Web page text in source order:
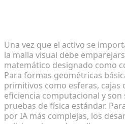
Una vez que el activo se
la malla visual debe
matemático designado como
Para formas geométricas
primitivos como esferas, cajas
eficiencia computacional y
pruebas de física estándar.
por IA más complejas, los